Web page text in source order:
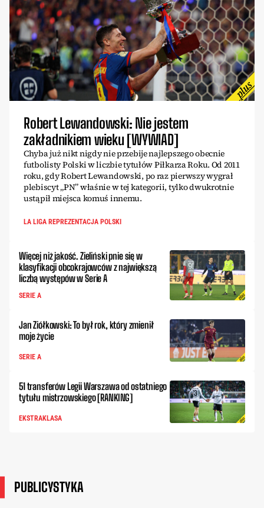
Robert Lewandowski: Nie jestem
zakładnikiem wieku [WYWIAD]
Chyba już nikt nigdy nie przebije najlepszego obecnie
futbolisty Polski w liczbie tytułów Piłkarza Roku. Od 2011
roku, gdy Robert Lewandowski, po raz pierwszy wygrał
plebiscyt „PN” właśnie w tej kategorii, tylko dwukrotnie
ustąpił miejsca komuś innemu.
LA LIGA REPREZENTACJA POLSKI
Więcej niż jakość. Zieliński pnie się w
klasyfikacji obcokrajowców z największą
liczbą występów w Serie A
SERIE A
Jan Ziółkowski: To był rok, który zmienił
moje życie
SERIE A
51 transferów Legii Warszawa od ostatniego
tytułu mistrzowskiego [RANKING]
EKSTRAKLASA
PUBLICYSTYKA